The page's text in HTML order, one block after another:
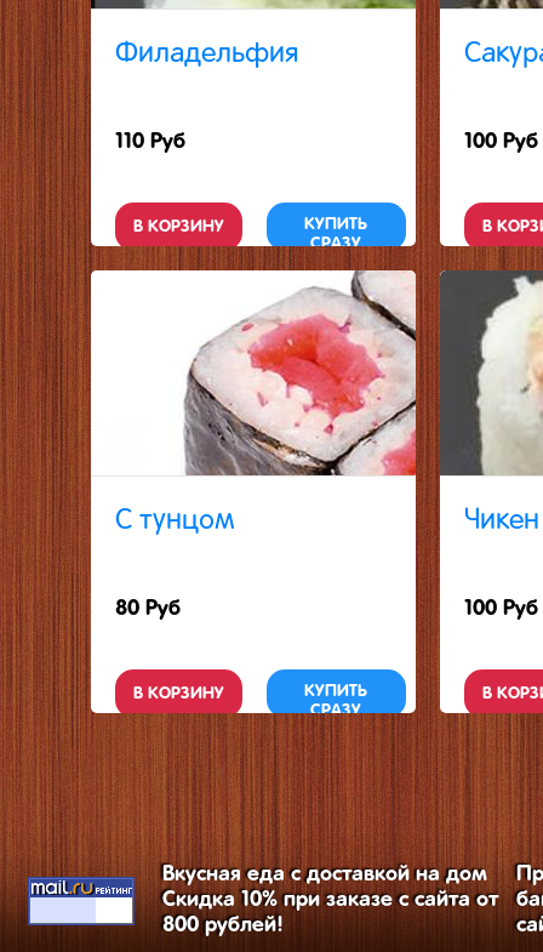
Филадельфия
110 Руб
В КОРЗИНУ
КУПИТЬ
СРАЗУ
100 Руб
В
С тунцом
80 Руб
В КОРЗИНУ
КУПИТЬ
СРАЗУ
Чикен
100 Руб
В
Вкусная еда с доставкой на дом
Скидка 10% при заказе с сайта от
800 рублей!